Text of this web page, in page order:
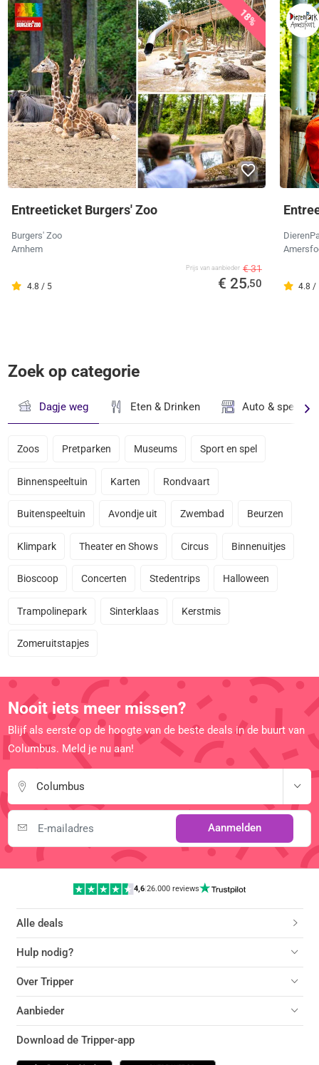
18%
Entreeticket Burgers' Zoo
Burgers' Zoo
Arnhem
4.8 / 5
Prijs van aanbieder € 31
€ 25,50 4.8 /
Zoek op categorie
Dagje weg Eten & Drinken Auto &
Zoos Pretparken Museums Sport en spel
Binnenspeeltuin Karten Rondvaart
Buitenspeeltuin Avondje uit Zwembad Beurzen
Klimpark Theater en Shows Circus Binnenuitjes
Bioscoop Concerten Stedentrips Halloween
Trampolinepark Sinterklaas Kerstmis
Zomeruitstapjes
Nooit iets meer missen?
Blijf als eerste op de hoogte van de beste deals in de buurt van
Columbus. Meld je nu aan!
Columbus
Aanmelden
4,6 |26.000 reviews
Alle deals
Hulp nodig?
Over Tripper
Aanbieder
Download de Tripper-app